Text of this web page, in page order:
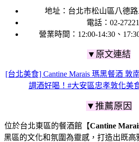
地址：台北市松山區八德
電話：02-
營業時間：12:00-14:30、
▼原文連結
[台北美食] Cantine Marais 瑪黑餐酒 敦
調酒好喝！#大安區忠孝敦化美
▼推薦原因
位於台北東區的餐酒館【Cantine
黑區的文化和氛圍為靈感，打造出既高